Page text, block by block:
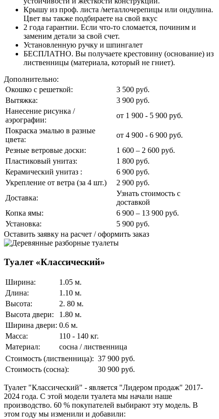
Крышу из проф. листа /металлочерепицы или ондулина.
Цвет вы также подбираете на свой вкус
2 года гарантии. Если что-то сломается, починим и
заменим детали за свой счет.
Установленную ручку и шпингалет
БЕСПЛАТНО. Вы получаете крестовину (основание) из
лиственницы (материала, который не гниет).
Дополнительно:
Окошко с решеткой:
3 500 руб.
Вытяжка:
3 900 руб.
Нанесение рисунка /
аэрографии:
от 1 900 - 5 900 руб.
Покраска эмалью в разные
цвета:
от 4 900 - 6 900 руб.
Резные ветровые доски:
1 600 – 2 600 руб.
Пластиковый унитаз:
1 800 руб.
Керамический унитаз :
6 900 руб.
Укрепление от ветра (за 4 шт.)
2 900 руб.
Доставка:
Узнать стоимость с
доставкой
Копка ямы:
6 900 – 13 900 руб.
Установка:
5 900 руб.
Оставить заявку на расчет / оформить заказ
Туалет «Классический»
Ширина:
1.05 м.
Длина:
1.10 м.
Высота:
2. 80 м.
Высота двери:
1.80 м.
Ширина двери: 0.6 м.
Масса:
110 - 140 кг.
Материал:
сосна / лиственница
Стоимость (лиственница): 37 900 руб.
Стоимость (сосна):
30 900 руб.
Туалет "Классический" - является "Лидером продаж" 2017-
2024 года. С этой модели туалета мы начали наше
производство. 60 % покупателей выбирают эту модель. В
этом году мы изменили и добавили: